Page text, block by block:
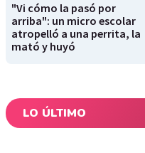
"Vi cómo la pasó por
arriba": un micro escolar
atropelló a una perrita, la
mató y huyó
LO ÚLTIMO